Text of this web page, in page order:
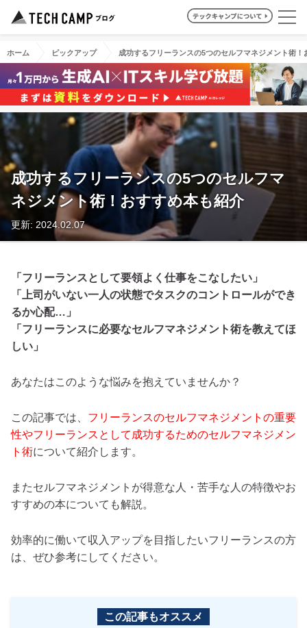
ホーム ピックアップ 成功するフリーランスの5つのセルフマネジメント術！
成功するフリーランスの5つのセルフマ
ネジメント術！おすすめ本も紹介
更新: 2024.02.07
「フリーランスとして要領よく仕事をこなしたい」
「上司がいない一人の状態でタスクのコントロールができ
るか心配…」
「フリーランスに必要なセルフマネジメント術を教えてほ
しい」
あなたはこのような悩みを抱えていませんか？
この記事では、 フリーランスのセルフマネジメントの重要
性やフリーランスとして成功するためのセルフマネジメン
ト術について紹介します。
またセルフマネジメントが得意な人・苦手な人の特徴やお
すすめの本についても解説。
効率的に働いて収入アップを目指したいフリーランスの方
は、ぜひ参考にしてください。
この記事もオススメ